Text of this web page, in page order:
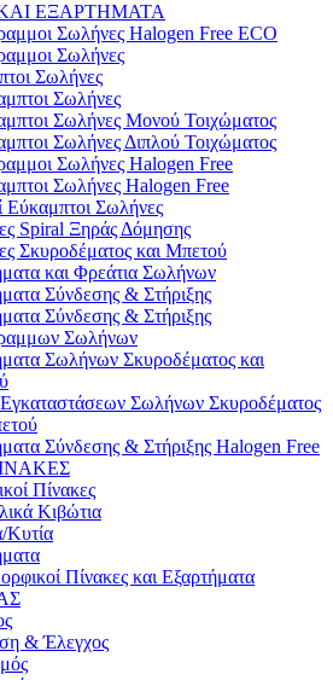
ΕΞΑΡΤΗΜΑΤΑ
Σωλήνες Halogen Free ECO
Σωλήνες
Σωλήνες
Σωλήνες
Σωλήνες Μονού Τοιχώματος
Σωλήνες Διπλού Τοιχώματος
Σωλήνες Halogen Free
Σωλήνες Halogen Free
Εύκαμπτοι Σωλήνες
Spiral Ξηράς Δόμησης
Σκυροδέματος και Μπετού
και Φρεάτια Σωλήνων
Σύνδεσης & Στήριξης
Σύνδεσης & Στήριξης
Σωλήνων
Σωλήνων Σκυροδέματος και
Σωλήνων Σκυροδέματος
Σύνδεσης & Στήριξης Halogen Free
Πίνακες
Κιβώτια
Κυτία
Πίνακες και Εξαρτήματα
& Έλεγχος